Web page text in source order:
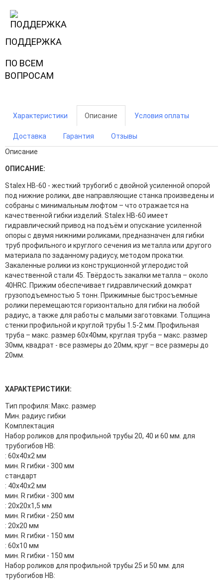
ПОДДЕРЖКА
ПО ВСЕМ
ВОПРОСАМ
Характеристики Описание Условия оплаты
Доставка Гарантия
Отзывы
Описание
ОПИСАНИЕ:
Stalex HB-60 - жесткий трубогиб с двойной усиленной опорой
под нижние ролики, две направляющие станка произведены и
собраны с минимальным люфтом – что отражается на
качественной гибки изделий. Stalex HB-60 имеет
гидравлический привод на подъём и опускание усиленной
опоры с двумя нижними роликами, предназначен для гибки
труб профильного и круглого сечения из металла или другого
материала по заданному радиусу, методом прокатки.
Закаленные ролики из конструкционной углеродистой
качественной стали 45. Твёрдость закалки металла – около
40HRC. Прижим обеспечивает гидравлический домкрат
грузоподъемностью 5 тонн. Прижимные быстросъемные
ролики перемещаются горизонтально для гибки на любой
радиус, а также для работы с малыми заготовками. Толщина
стенки профильной и круглой трубы 1.5-2 мм. Профильная
труба – макс. размер 60х40мм, круглая труба – макс. размер
30мм, квадрат - все размеры до 20мм, круг – все размеры до
20мм.
ХАРАКТЕРИСТИКИ:
Тип профиля: Макс. размер
Мин. радиус гибки
Комплектация
Набор роликов для профильной трубы 20, 40 и 60 мм. для
трубогибов HB:
: 60х40х2 мм
мин. R гибки - 300 мм
стандарт
: 40х40х2 мм
мин. R гибки - 300 мм
: 20х20х1,5 мм
мин. R гибки - 250 мм
: 20х20 мм
мин. R гибки - 150 мм
: 60x10 мм
мин. R гибки - 150 мм
Набор роликов для профильной трубы 25 и 50 мм. для
трубогибов HB: